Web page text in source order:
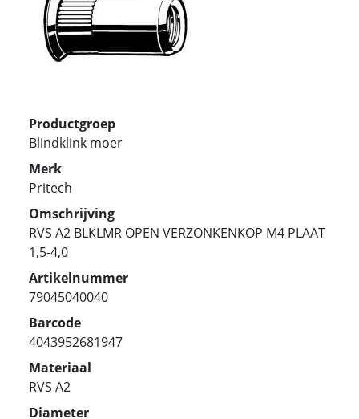
Productgroep
Blindklink moer
Merk
Pritech
Omschrijving
RVS A2 BLKLMR OPEN VERZONKENKOP M4 PLAAT
1,5-4,0
Artikelnummer
79045040040
Barcode
4043952681947
Materiaal
RVS A2
Diameter